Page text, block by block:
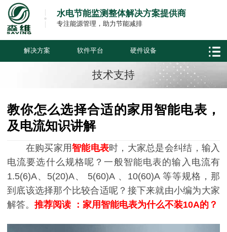
水电节能监测整体解决方案提供商
专注能源管理，助力节能减排
解决方案 软件平台 硬件设备
技术支持
教你怎么选择合适的家用智能电表，
及电流知识讲解
在购买家用智能电表时，大家总是会纠结，输入
电流要选什么规格呢？一般智能电表的输入电流有
1.5(6)A、 5(20)A、 5(60)A 、 10(60)A 等等规格，那
到底该选择那个比较合适呢？接下来就由小编为大家
解答。 推荐阅读 ： 家用智能电表为什么不装10A的？